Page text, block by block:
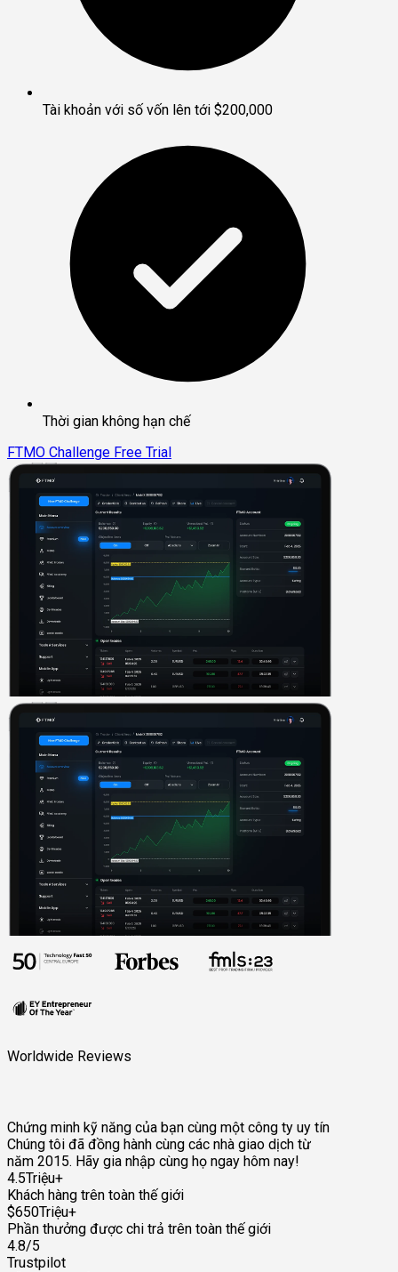
Tài khoản với số vốn lên tới $200,000
Thời gian không hạn chế
FTMO Challenge Free Trial
Worldwide Reviews
Chứng minh kỹ năng của bạn cùng một công ty uy tín
Chúng tôi đã đồng hành cùng các nhà giao dịch từ
năm 2015. Hãy gia nhập cùng họ ngay hôm nay!
4.5Triệu+
Khách hàng trên toàn thế giới
$650Triệu+
Phần thưởng được chi trả trên toàn thế giới
4.8/5
Trustpilot